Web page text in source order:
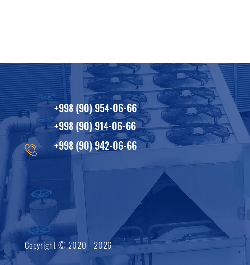
+998 (90) 954-06-66
+998 (90) 914-06-66
+998 (90) 942-06-66
Copyright © 2020 - 2026